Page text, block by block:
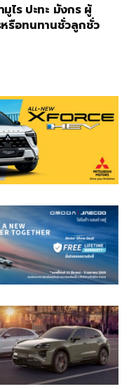
ไร ปะทะ มังกร ผู้
รือทนทานชั่วลูกชั่ว